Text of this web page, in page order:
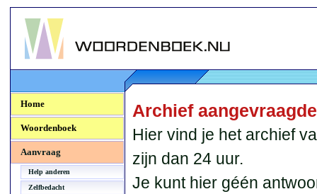
Woordenboek.NU
Home
Woordenboek
Aanvraag
Help anderen
Zelfbedacht
Archief
Hier vind je het archief
zijn dan 24 uur.
Je kunt hier géén